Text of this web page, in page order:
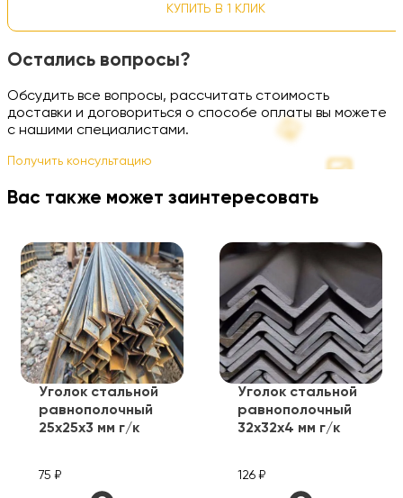
КУПИТЬ В 1 КЛИК
Остались вопросы?
Обсудить все вопросы, рассчитать стоимость
доставки и договориться о способе оплаты вы можете
с нашими специалистами.
Получить консультацию
Вас также может заинтересовать
Уголок стальной
равнополочный
25х25х3 мм г/к
75 ₽
Уголок стальной
равнополочный
32х32х4 мм г/к
126 ₽